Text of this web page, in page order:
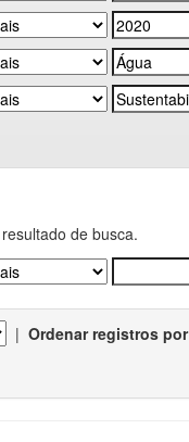
de busca.
| Ordenar registros por